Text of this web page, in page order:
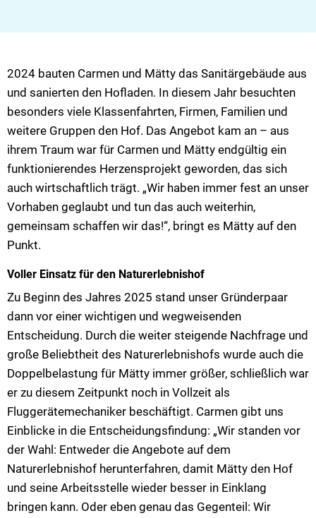
2024 bauten Carmen und Mätty das Sanitärgebäude aus
und sanierten den Hofladen. In diesem Jahr besuchten
besonders viele Klassenfahrten, Firmen, Familien und
weitere Gruppen den Hof. Das Angebot kam an – aus
ihrem Traum war für Carmen und Mätty endgültig ein
funktionierendes Herzensprojekt geworden, das sich
auch wirtschaftlich trägt. „Wir haben immer fest an unser
Vorhaben geglaubt und tun das auch weiterhin,
gemeinsam schaffen wir das!“, bringt es Mätty auf den
Punkt.
Voller Einsatz für den Naturerlebnishof
Zu Beginn des Jahres 2025 stand unser Gründerpaar
dann vor einer wichtigen und wegweisenden
Entscheidung. Durch die weiter steigende Nachfrage und
große Beliebtheit des Naturerlebnishofs wurde auch die
Doppelbelastung für Mätty immer größer, schließlich war
er zu diesem Zeitpunkt noch in Vollzeit als
Fluggerätemechaniker beschäftigt. Carmen gibt uns
Einblicke in die Entscheidungsfindung: „Wir standen vor
der Wahl: Entweder die Angebote auf dem
Naturerlebnishof herunterfahren, damit Mätty den Hof
und seine Arbeitsstelle wieder besser in Einklang
bringen kann. Oder eben genau das Gegenteil: Wir